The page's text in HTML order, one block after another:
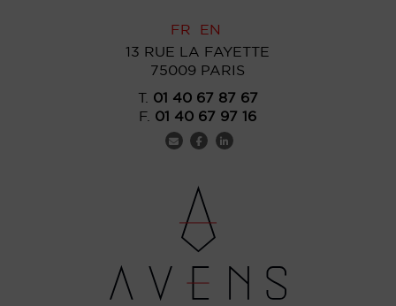
FR
EN
13 RUE LA FAYETTE
75009 PARIS
T. 01 40 67 87 67
F. 01 40 67 97 16